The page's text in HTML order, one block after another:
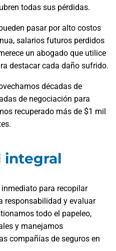
todas sus pérdidas.
pasar por alto costos
salarios futuros perdidos
un abogado que utilice
destacar cada daño sufrido.
décadas de
de negociación para
recuperado más de $1 mil
integral
para recopilar
responsabilidad y evaluar
todo el papeleo,
y manejamos
compañías de seguros en